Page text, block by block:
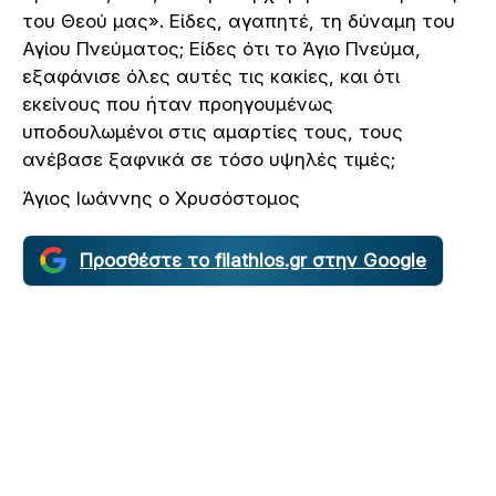
του Θεού μας». Είδες, αγαπητέ, τη δύναμη του
Αγίου Πνεύματος; Είδες ότι το Άγιο Πνεύμα,
εξαφάνισε όλες αυτές τις κακίες, και ότι
εκείνους που ήταν προηγουμένως
υποδουλωμένοι στις αμαρτίες τους, τους
ανέβασε ξαφνικά σε τόσο υψηλές τιμές;
Άγιος Ιωάννης ο Χρυσόστομος
Προσθέστε το filathlos.gr στην Google